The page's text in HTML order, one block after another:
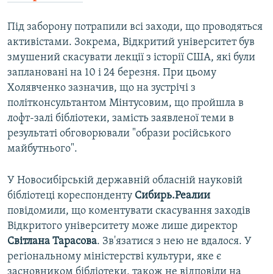
Під заборону потрапили всі заходи, що проводяться
активістами. Зокрема, Відкритий університет був
змушений скасувати лекції з історії США, які були
заплановані на 10 і 24 березня. При цьому
Холявченко зазначив, що на зустрічі з
політконсультантом Мінтусовим, що пройшла в
лофт-залі бібліотеки, замість заявленої теми в
результаті обговорювали "образи російського
майбутнього".
У Новосибірській державній обласній науковій
бібліотеці кореспонденту Сибирь.Реалии
повідомили, що коментувати скасування заходів
Відкритого університету може лише директор
Світлана Тарасова. Зв'язатися з нею не вдалося. У
регіональному міністерстві культури, яке є